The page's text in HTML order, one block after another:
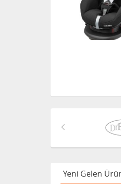
Yeni Gelen